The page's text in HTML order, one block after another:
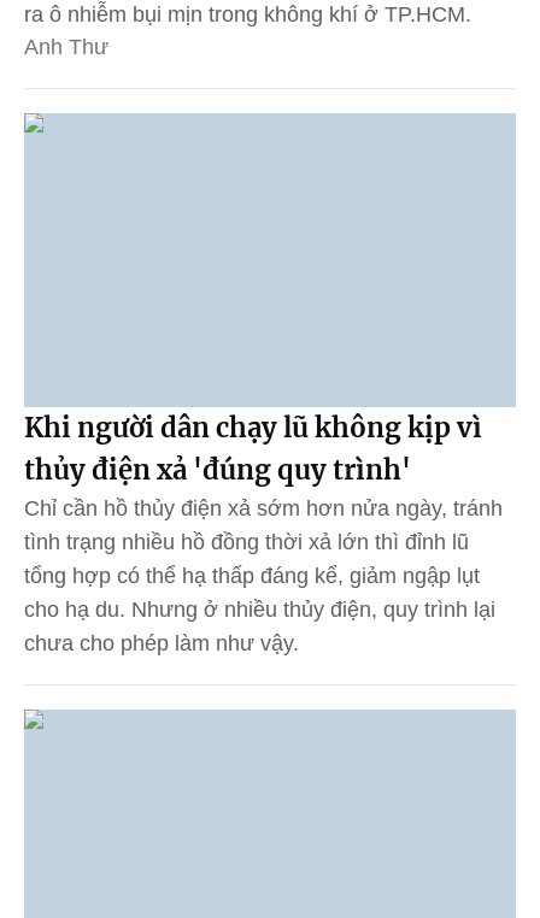
ra ô nhiễm bụi mịn trong không khí ở TP.HCM.
Anh Thư
Khi người dân chạy lũ không kịp vì
thủy điện xả 'đúng quy trình'
Chỉ cần hồ thủy điện xả sớm hơn nửa ngày, tránh
tình trạng nhiều hồ đồng thời xả lớn thì đỉnh lũ
tổng hợp có thể hạ thấp đáng kể, giảm ngập lụt
cho hạ du. Nhưng ở nhiều thủy điện, quy trình lại
chưa cho phép làm như vậy.